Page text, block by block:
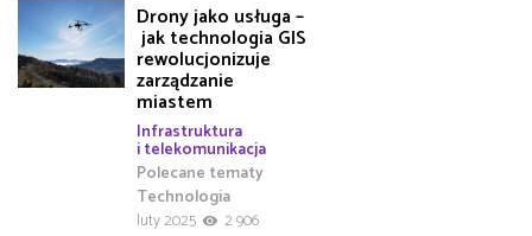
Drony jako usługa –
jak technologia GIS
rewolucjonizuje
zarządzanie
miastem
Infrastruktura
i telekomunikacja
Polecane tematy
Technologia
luty 2025
2 906